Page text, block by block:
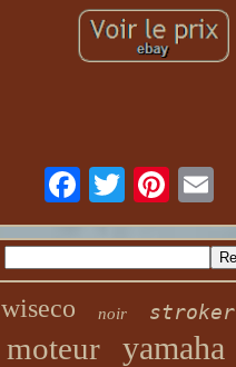
wiseco noir stroker
moteur yamaha